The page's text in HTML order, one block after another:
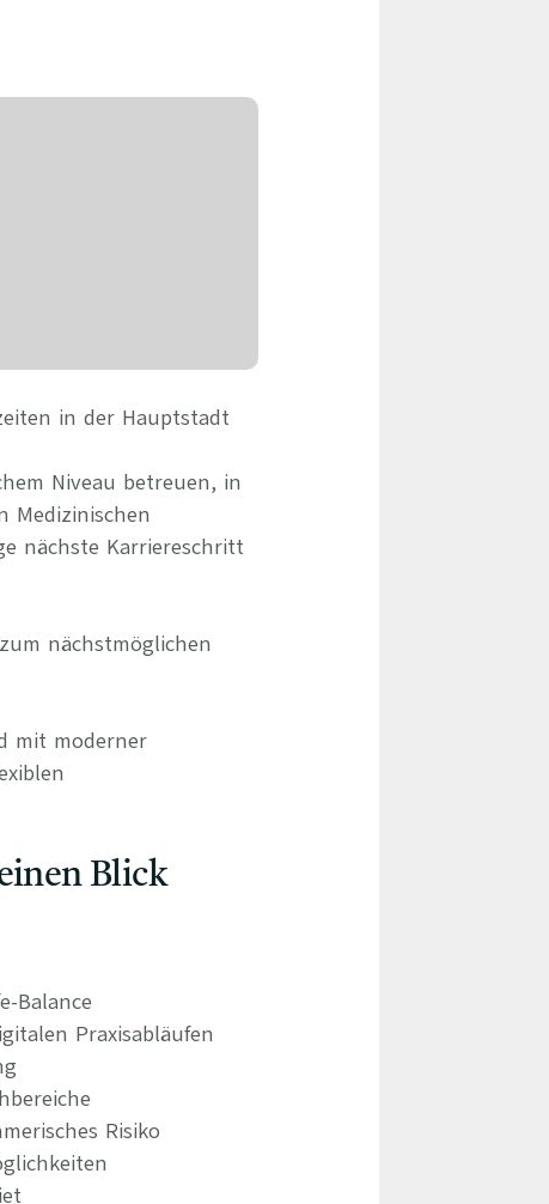
Sanovetis Care+
in der Hauptstadt
Niveau betreuen, in
Medizinischen
nächste Karriereschritt
nächstmöglichen
mit moderner
Blick
Balance
Praxisabläufen
Risiko